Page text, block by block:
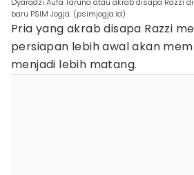
baru PSIM Jogja. (psimjogja.id)
Pria yang akrab disapa Razzi
persiapan lebih awal akan
menjadi lebih matang.